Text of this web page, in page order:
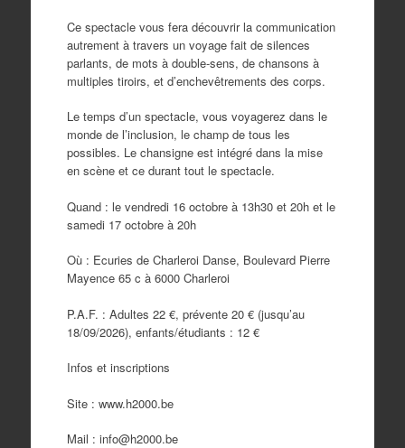
Ce spectacle vous fera découvrir la communication
autrement à travers un voyage fait de silences
parlants, de mots à double-sens, de chansons à
multiples tiroirs, et d’enchevêtrements des corps.
Le temps d’un spectacle, vous voyagerez dans le
monde de l’inclusion, le champ de tous les
possibles. Le chansigne est intégré dans la mise
en scène et ce durant tout le spectacle.
Quand : le vendredi 16 octobre à 13h30 et 20h et le
samedi 17 octobre à 20h
Où : Ecuries de Charleroi Danse, Boulevard Pierre
Mayence 65 c à 6000 Charleroi
P.A.F. : Adultes 22 €, prévente 20 € (jusqu’au
18/09/2026), enfants/étudiants : 12 €
Infos et inscriptions
Site : www.h2000.be
Mail : info@h2000.be